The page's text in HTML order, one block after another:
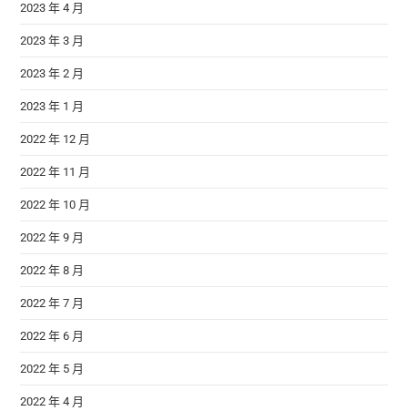
2023 年 4 月
2023 年 3 月
2023 年 2 月
2023 年 1 月
2022 年 12 月
2022 年 11 月
2022 年 10 月
2022 年 9 月
2022 年 8 月
2022 年 7 月
2022 年 6 月
2022 年 5 月
2022 年 4 月